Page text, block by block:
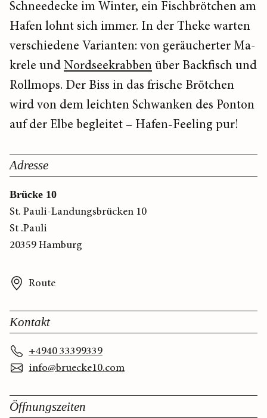
Schneedecke im Winter, ein Fischbrötchen am
Hafen lohnt sich immer. In der Theke warten
verschiedene Varianten: von geräucherter Ma­
krele undNordseekrabbenüber Backfisch und
Rollmops. Der Biss in das frische Brötchen
wird von dem leichten Schwanken des Ponton
auf der Elbe begleitet – Hafen-Feeling pur!
Adresse
Brücke 10
St. Pauli-Landungsbrücken 10
St .Pauli
20359 Hamburg
Route
Kontakt
+4940 33399339
info@bruecke10.com
Öffnungszeiten